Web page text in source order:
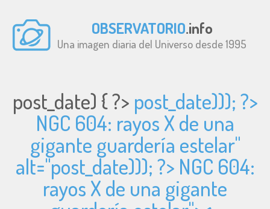
OBSERVATORIO.info
Una imagen diaria del Universo desde 1995
post_date) { ?> post_date))); ?>
NGC 604: rayos X de una
gigante guardería estelar"
alt="post_date))); ?> NGC 604:
rayos X de una gigante